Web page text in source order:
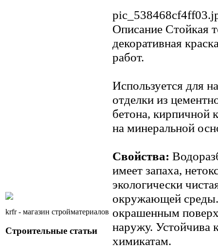
krfr - магазин стройматериалов
Строительные статьи
Описание Стойкая
декоративная
работ.
Используется для
отделки из
бетона, кирпичной
на минеральной
Свойства:
имеет запаха,
экологически
окружающей
окрашенным
наружу. Устойчива
химикатам.